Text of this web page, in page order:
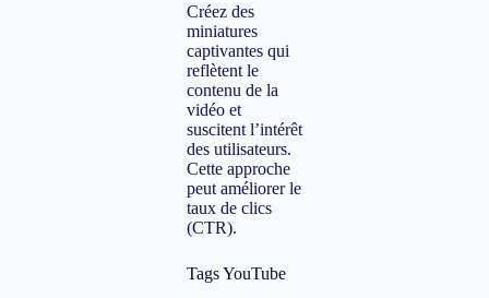
Créez des
miniatures
captivantes qui
reflètent le
contenu de la
vidéo et
suscitent l’intérêt
des utilisateurs.
Cette approche
peut améliorer le
taux de clics
(CTR).
Tags YouTube